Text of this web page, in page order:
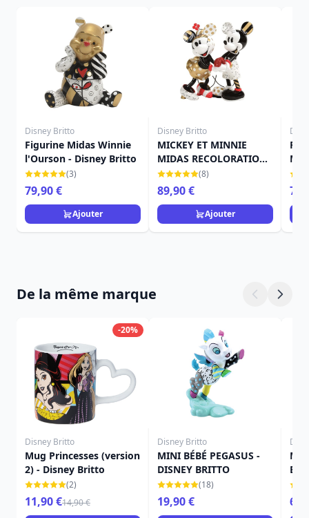
Disney Britto
Figurine Midas Winnie
l'Ourson - Disney Britto
(3)
79,90 €
Ajouter
Disney Britto
MICKEY ET MINNIE
MIDAS RECOLORATION -
DISNEY BRITTO
(8)
89,90 €
Ajouter
De la même marque
-20%
Disney Britto
Mug Princesses (version
2) - Disney Britto
(2)
11,90 €14,90 €
Disney Britto
MINI BÉBÉ PEGASUS -
DISNEY BRITTO
(18)
19,90 €